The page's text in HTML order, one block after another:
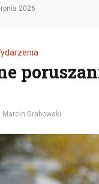
Marcin Grabowski